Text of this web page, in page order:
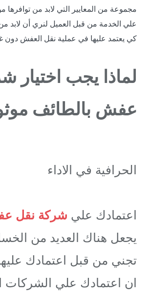
مجموعة من المعايير التي لابد من
علي الخدمة من قبل العميل لنري أن لابد من
كي يعتمد عليها في عملية نقل العفش دون
لماذا يجب اختيار
عفش بالطائف
الحرافية في الاداء
اعتمادك علي شركة نقل
يجعل هناك العديد من
تجني من قبل اعتمادك
ان اعتمادك علي الشركات